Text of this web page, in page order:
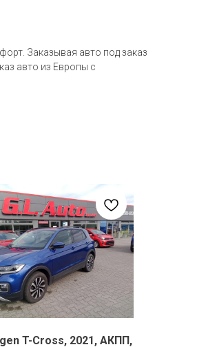
Заказывая авто под заказ
авто из Европы с
T-Cross, 2021, АКПП,